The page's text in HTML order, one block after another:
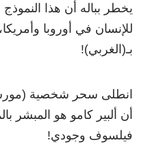
يخطر بباله أن هذا
للإنسان في أوروبا
بـ(الغربي)!
انطلى سحر شخصية
أن ألبير كامو هو المبشر
فيلسوف وجودي!